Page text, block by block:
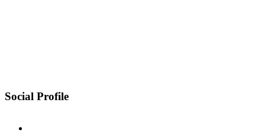
Social Profile